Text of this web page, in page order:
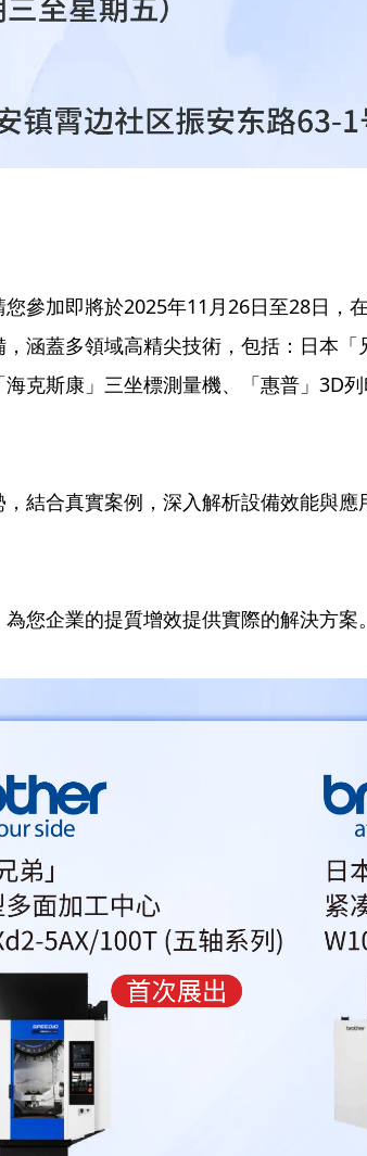
參加即將於2025年11月26日至28日
涵蓋多領域高精尖技術，包括：日本
克斯康」三坐標測量機、「惠普」
結合真實案例，深入解析設備效能與
您企業的提質增效提供實際的解決方案